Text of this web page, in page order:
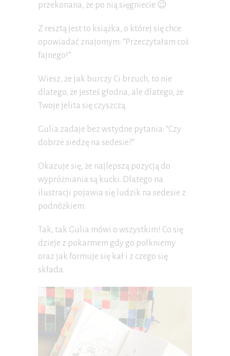
przekonana, że po nią sięgniecie 😉
Z resztą jest to książka, o której się chce
opowiadać znajomym: “Przeczytałam coś
fajnego!”
Wiesz, że jak burczy Ci brzuch, to nie
dlatego, że jesteś głodna, ale dlatego, że
Twoje jelita się czyszczą.
Gulia zadaje bez wstydne pytania: “Czy
dobrze siedzę na sedesie?”
Okazuje się, że najlepszą pozycją do
wypróżniania są kucki. Dlatego na
ilustracji pojawia się ludzik na sedesie z
podnóżkiem.
Tak, tak Gulia mówi o wszystkim! Co się
dzieje z pokarmem gdy go połkniemy
oraz jak formuje się kał i z czego się
składa.